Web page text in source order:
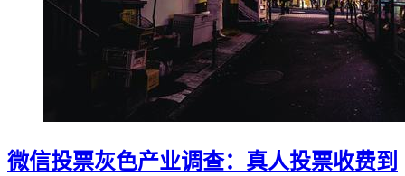
微信投票灰色产业调查：真人投票收费到